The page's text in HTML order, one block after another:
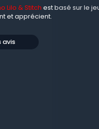
Lilo & Stitch est basé sur le
et apprécient.
avis